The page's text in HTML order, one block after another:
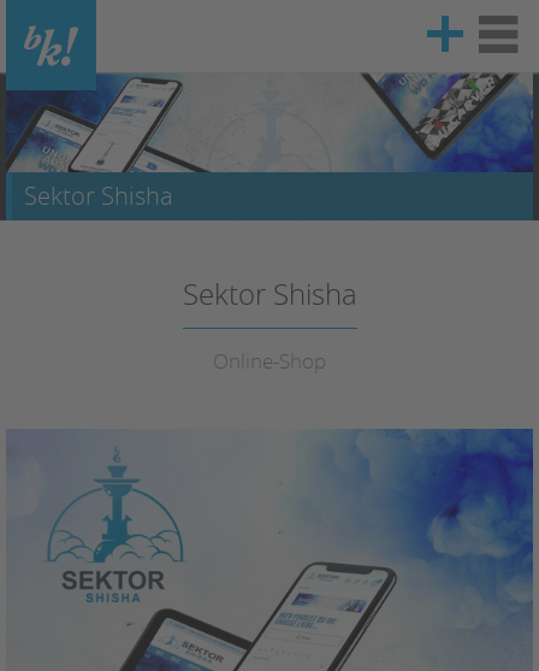
65552 Limburg/Lahn
Sektor Shisha
Sektor Shisha
Online-Shop